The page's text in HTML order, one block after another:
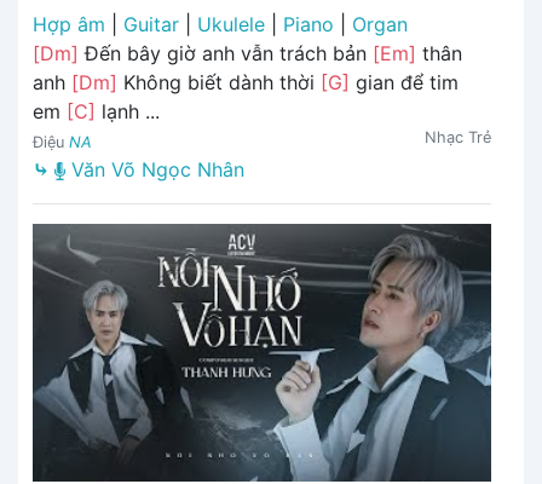
Hợp âm
Guitar Ukulele Piano
Organ
[Dm] Đến bây giờ anh vẫn trách bản [Em] thân
anh [Dm] Không biết dành thời [G] gian để tim
em [C] lạnh ...
Điệu NA Nhạc Trẻ
⤷ Văn Võ Ngọc Nhân